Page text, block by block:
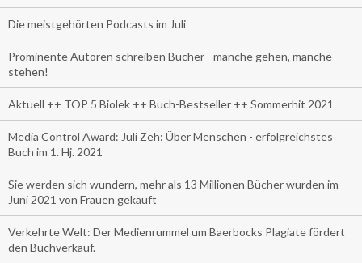
Die meistgehörten Podcasts im Juli
Prominente Autoren schreiben Bücher - manche gehen, manche
stehen!
Aktuell ++ TOP 5 Biolek ++ Buch-Bestseller ++ Sommerhit 2021
Media Control Award: Juli Zeh: Über Menschen - erfolgreichstes
Buch im 1. Hj. 2021
Sie werden sich wundern, mehr als 13 Millionen Bücher wurden im
Juni 2021 von Frauen gekauft
Verkehrte Welt: Der Medienrummel um Baerbocks Plagiate fördert
den Buchverkauf.